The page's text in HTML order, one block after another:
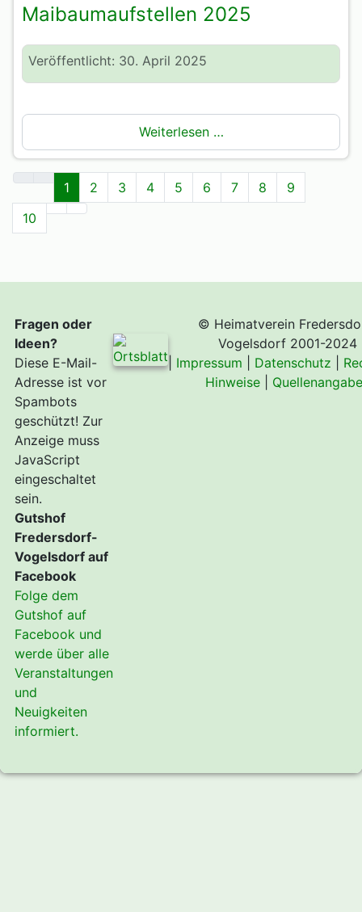
Maibaumaufstellen 2025
Veröffentlicht: 30. April 2025
Weiterlesen …
1 2 3 4 5 6 7 8
9
10
Fragen oder
Ideen?
Diese E-Mail-
Adresse ist vor
Spambots
geschützt! Zur
Anzeige muss
JavaScript
eingeschaltet
sein.
Gutshof
Fredersdorf-
Vogelsdorf auf
Facebook
Folge dem
Gutshof auf
Facebook und
werde über alle
Veranstaltungen
und
Neuigkeiten
informiert.
© Heimatverein
Vogelsdorf 2001-2024
Impressum Datenschutz
Hinweise|